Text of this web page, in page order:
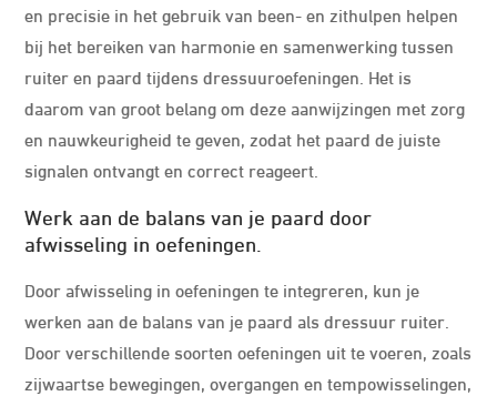
en precisie in het gebruik van been- en zithulpen helpen
bij het bereiken van harmonie en samenwerking tussen
ruiter en paard tijdens dressuuroefeningen. Het is
daarom van groot belang om deze aanwijzingen met zorg
en nauwkeurigheid te geven, zodat het paard de juiste
signalen ontvangt en correct reageert.
Werk aan de balans van je paard door
afwisseling in oefeningen.
Door afwisseling in oefeningen te integreren, kun je
werken aan de balans van je paard als dressuur ruiter.
Door verschillende soorten oefeningen uit te voeren, zoals
zijwaartse bewegingen, overgangen en tempowisselingen,